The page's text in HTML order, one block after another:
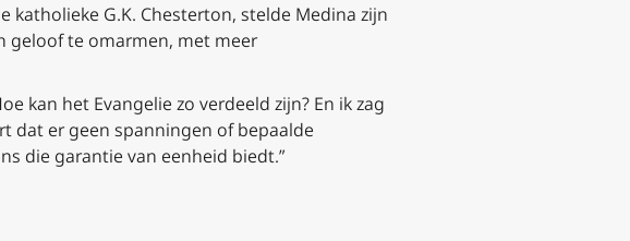
katholieke G.K. Chesterton, stelde Medina zijn
geloof te omarmen, met meer
kan het Evangelie zo verdeeld zijn? En ik zag
dat er geen spanningen of bepaalde
die garantie van eenheid biedt.”